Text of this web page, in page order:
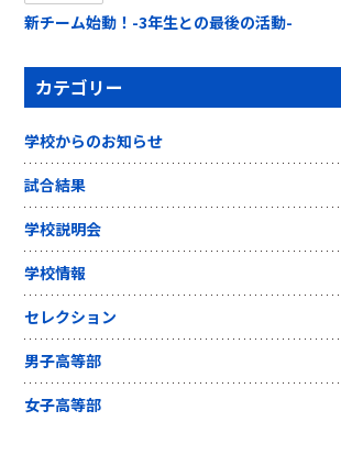
新チーム始動！-3年生との最後の活動-
カテゴリー
学校からのお知らせ
試合結果
学校説明会
学校情報
セレクション
男子高等部
女子高等部